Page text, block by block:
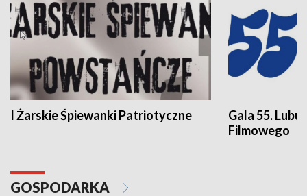
I Żarskie Śpiewanki Patriotyczne
Gala 55.
Filmowego
GOSPODARKA